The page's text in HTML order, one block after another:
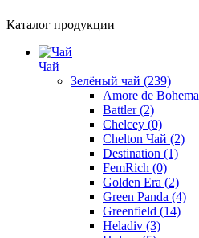
Каталог продукции
Чай
Зелёный чай (239)
Amore de Bohema
Battler(2)
Chelcey (0)
Chelton Чай (2)
Destination (1)
FemRich (0)
Golden Era (2)
Green Panda (4)
Greenfield (14)
Heladiv (3)